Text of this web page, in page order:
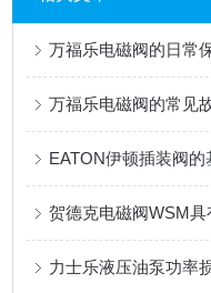
万福乐电磁阀的日常
万福乐电磁阀的常见
贺德克电磁阀WSM
力士乐液压油泵功率